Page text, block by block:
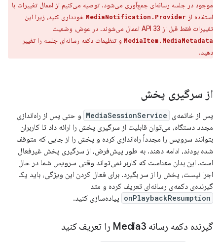
موجود در جلسه رسانه‌ای جمع‌آوری می‌شود. توصیه می‌کنیم از اعمال تغییرات با
استفاده از MediaNotification.Provider خودداری کنید، زیرا این
تغییرات فقط قبل از API 33 اعمال می‌شوند. در عوض، وضعیت
MediaItem.MediaMetadata و تنظیمات دکمه رسانه‌ای جلسه را تغییر
دهید.
از سرگیری پخش
پس از خاتمه‌ی MediaSessionService و حتی پس از راه‌اندازی
مجدد دستگاه، می‌توان قابلیت از سرگیری پخش را ارائه داد تا کاربران
بتوانند سرویس را مجدداً راه‌اندازی کرده و پخش را از جایی که متوقف
شده بودند، ادامه دهند. به طور پیش‌فرض، از سرگیری پخش غیرفعال
است. این بدان معناست که کاربر نمی‌تواند وقتی سرویس شما در حال
اجرا نیست، پخش را از سر بگیرد. برای فعال کردن این ویژگی، باید یک
گیرنده‌ی دکمه‌ی رسانه‌ای تعریف کرده و متد
onPlaybackResumption پیاده‌سازی کنید.
گیرنده دکمه رسانه Media3 را تعریف کنید